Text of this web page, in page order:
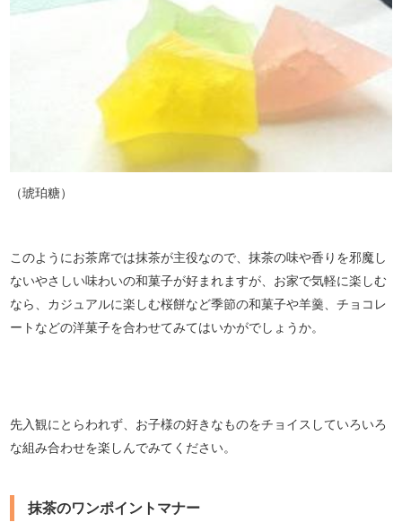
（琥珀糖）
このようにお茶席では抹茶が主役なので、抹茶の味や香りを邪魔し
ないやさしい味わいの和菓子が好まれますが、お家で気軽に楽しむ
なら、カジュアルに楽しむ桜餅など季節の和菓子や羊羹、チョコレ
ートなどの洋菓子を合わせてみてはいかがでしょうか。
先入観にとらわれず、お子様の好きなものをチョイスしていろいろ
な組み合わせを楽しんでみてください。
抹茶のワンポイントマナー